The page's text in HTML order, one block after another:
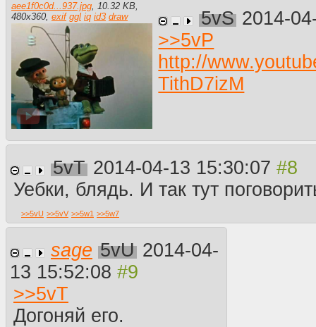
aee1f0c0d...937.jpg, 10.32 KB,
480x360, exif ggl iq id3 draw 5vS 2014-
>>5vP
http://
TithD7izM
5vT 2014-04-13 15:30:07
Уебки, блядь. И так тут
>>5vU >>5vV >>5w1 >>5w7
sage 5vU 2014-04-
13 15:52:08
>>5vT
Догоняй его.